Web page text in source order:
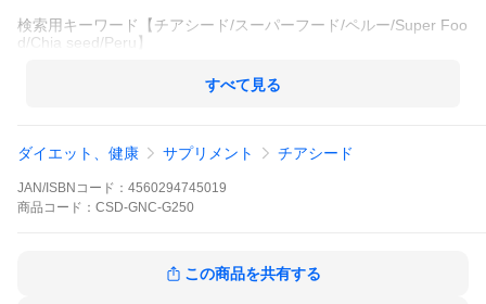
検索用キーワード【チアシード/スーパーフード/ペルー/Super Foo
d/Chia seed/Peru】
すべて見る
ダイエット、健康 サプリメント チアシード
JAN/ISBNコード： 4560294745019
商品 コード： CSD-GNC-G250
この商品を共有する